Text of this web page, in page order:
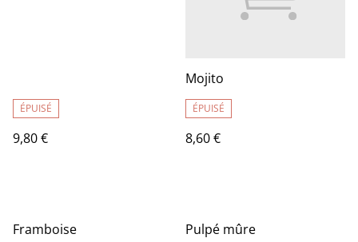
ÉPUISÉ
9,80 €
Mojito
ÉPUISÉ
8,60 €
Framboise Pulpé mûre